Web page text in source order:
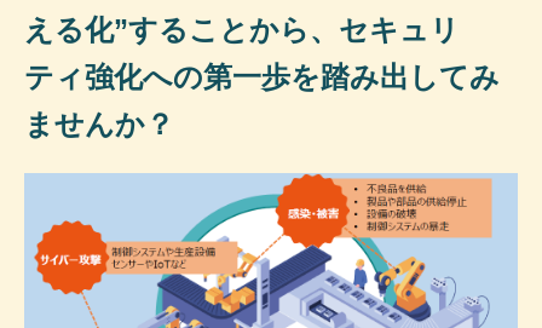
える化”することから、セキュリ
ティ強化への第一歩を踏み出してみ
ませんか？